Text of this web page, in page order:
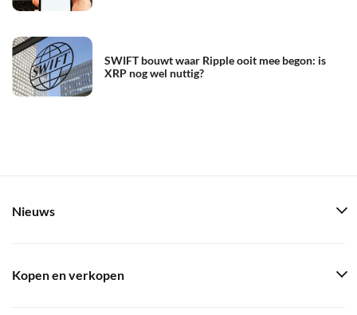
SWIFT bouwt waar Ripple ooit mee begon: is
XRP nog wel nuttig?
Nieuws
Kopen en verkopen